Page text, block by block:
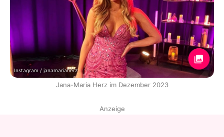
Instagram / janamariaherz
Jana-Maria Herz im Dezember 2023
Anzeige